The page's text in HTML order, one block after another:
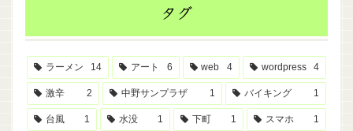
タグ
ラーメン 14 アート 6 web 4 wordpress 4
激辛 2 中野サンプラザ 1 バイキング 1
台風 1 水没 1 下町 1 スマホ 1